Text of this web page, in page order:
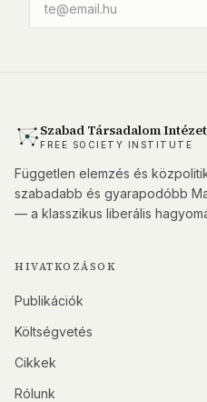
Szabad Társadalom Intézet
FREE SOCIETY INSTITUTE
Független elemzés és
szabadabb és gyarapodóbb
— a klasszikus liberális
HIVATKOZÁSOK
Publikációk
Költségvetés
Cikkek
Rólunk